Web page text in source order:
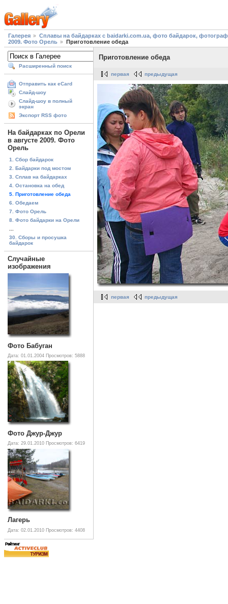
Галерея
Сплавы на байдарках с baidarki.com.ua, фото байдарок,
2009. Фото Орель
Приготовление обеда
Расширенный поиск
Отправить как eCard
Слайд-шоу
Слайд-шоу в полный
экран
Экспорт RSS фото
На байдарках по Орели
в августе 2009. Фото
Орель
1. Сбор байдарок
2. Байдарки под мостом
3. Сплав на байдарках
4. Остановка на обед
5. Приготовление обеда
6. Обедаем
7. Фото Орель
8. Фото байдарки на Орели
30. Сборы и просушка
байдарок
Случайные
изображения
Фото Бабуган
Дата: 01.01.2004 Просмотров: 5888
Фото Джур-Джур
Дата: 29.01.2010 Просмотров: 6419
Лагерь
Дата: 02.01.2010 Просмотров: 4408
Приготовление обеда
первая предыдущая
первая предыдущая